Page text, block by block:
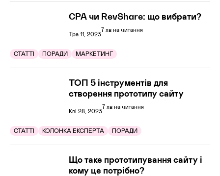
CPA чи RevShare: що вибрати?
Тра 11, 20237 хв на читання
СТАТТІ ПОРАДИ МАРКЕТИНГ
ТОП 5 інструментів для
створення прототипу сайту
Кві 28, 20237 хв на читання
СТАТТІ КОЛОНКА ЕКСПЕРТА ПОРАДИ
Що таке прототипування сайту і
кому це потрібно?